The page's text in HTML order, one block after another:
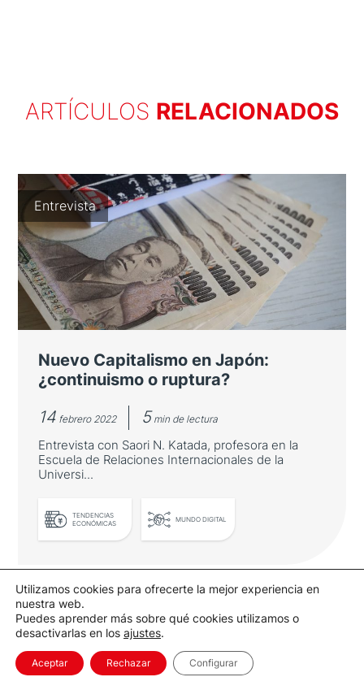
ARTÍCULOS RELACIONADOS
Entrevista
Nuevo Capitalismo en Japón:
¿continuismo o ruptura?
14 febrero 2022 5 min de lectura
Entrevista con Saori N. Katada, profesora en la
Escuela de Relaciones Internacionales de la
Universi...
TENDENCIAS
ECONÓMICAS
MUNDO DIGITAL
Nuevo Capitalismo en Japón:
¿continuismo o ruptura?
Entrevista
Utilizamos cookies para ofrecerte la mejor experiencia en
nuestra web.
Puedes aprender más sobre qué cookies utilizamos o
desactivarlas en los ajustes.
Aceptar Rechazar Configurar